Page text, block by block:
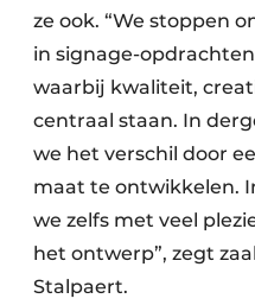
HVAC
Interieurarchitectuur
Keukens
Renovatie
Toegangscontrole
ze ook. “We stoppen
in signage-
waarbij kwaliteit,
centraal staan. In
we het verschil door
maat te ontwikkelen.
we zelfs met veel
het ontwerp”, zegt
Stalpaert.